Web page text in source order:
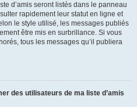
d’amis seront listés dans le panneau
rapidement leur statut en ligne et
le style utilisé, les messages publiés
être mis en surbrillance. Si vous
tous les messages qu’il publiera
des utilisateurs de ma liste d’amis